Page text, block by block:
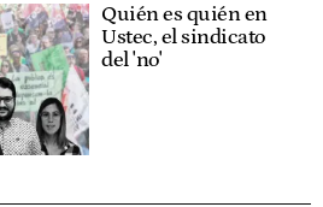
Quién es quién en
Ustec, el sindicato
del 'no'